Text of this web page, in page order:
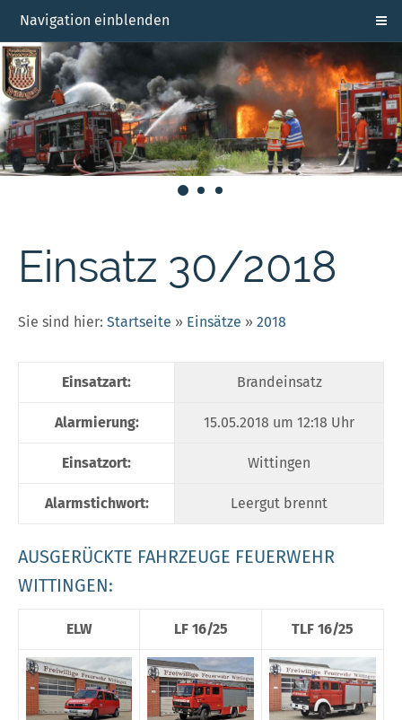
Navigation einblenden
Einsatz 30/2018
Sie sind hier: Startseite » Einsätze » 2018
Einsatzart: Brandeinsatz
Alarmierung: 15.05.2018 um 12:18 Uhr
Einsatzort: Wittingen
Alarmstichwort: Leergut brennt
AUSGERÜCKTE FAHRZEUGE FEUERWEHR
WITTINGEN:
ELW LF 16/25 TLF 16/25